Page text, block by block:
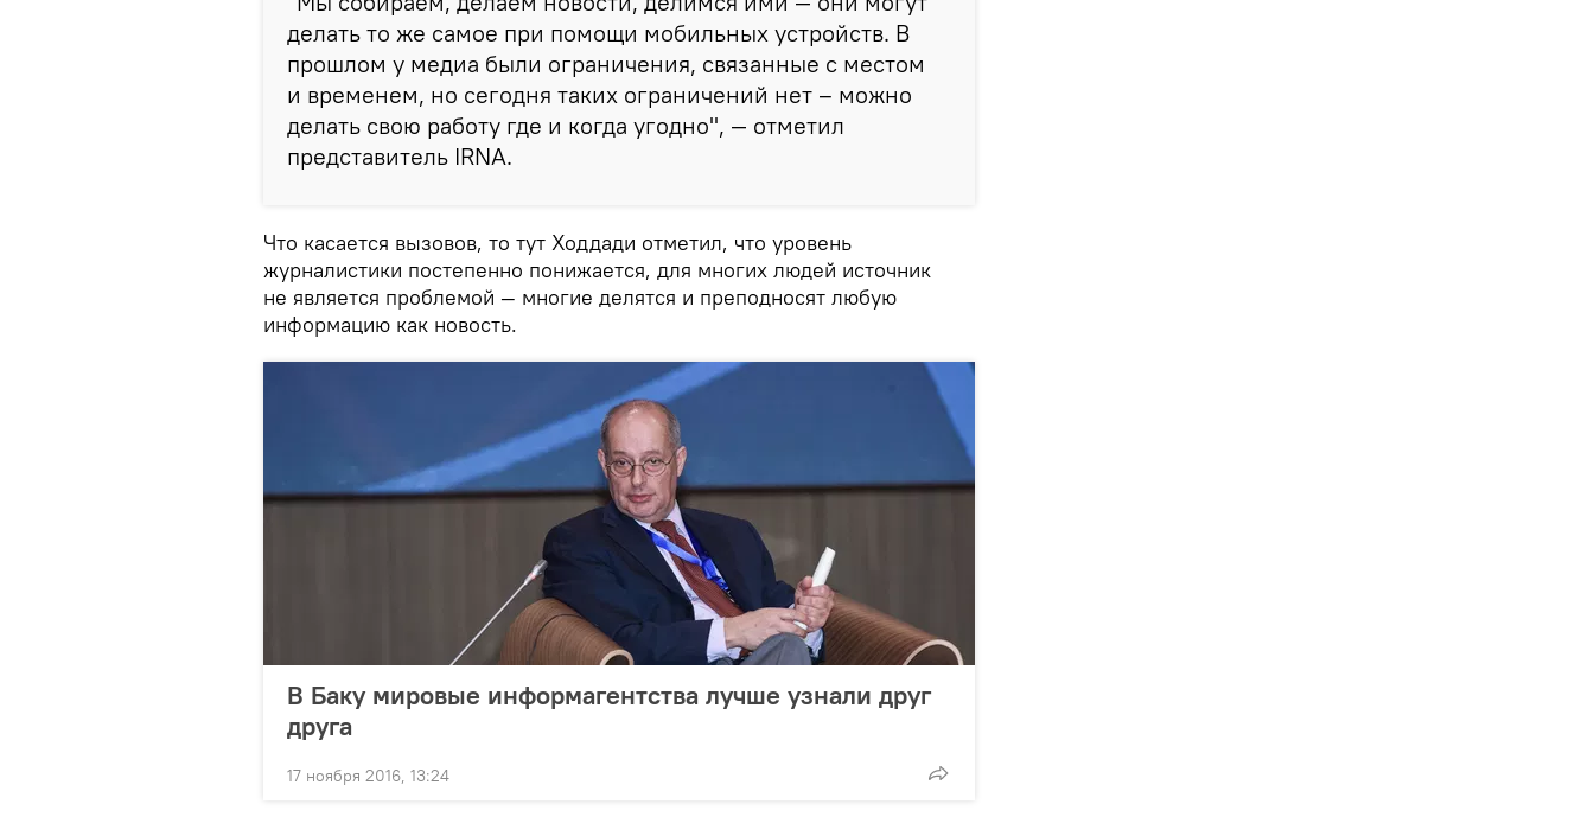
делать то же самое при помощи мобильных устройств. В
прошлом у медиа были ограничения, связанные с местом
и временем, но сегодня таких ограничений нет – можно
делать свою работу где и когда угодно", — отметил
представитель IRNA.
Что касается вызовов, то тут Ходдади отметил, что уровень
журналистики постепенно понижается, для многих людей источник
не является проблемой — многие делятся и преподносят любую
информацию как новость.
В Баку мировые информагентства лучше узнали друг
друга
17 ноября 2016, 13:24